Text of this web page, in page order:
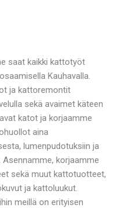
saat kaikki kattotyöt
Kauhavalla.
ja kattoremontit
sekä avaimet käteen
katot ja korjaamme
aina
lumenpudotuksiin ja
korjaamme
sekä muut kattotuotteet,
ja kattoluukut.
meillä on erityisen